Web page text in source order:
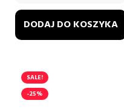
DODAJ DO KOSZYKA
SALE!
-25%